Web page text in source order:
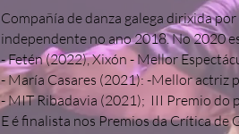
Compañía de danza galega dirixida
independente no ano 2018. No 2020
- Fetén (2022), Xixón - Mellor
- María Casares (2021): -Mellor actriz
- MIT Ribadavia (2021); III Premio do
E é finalista nos Premios da Crítica de